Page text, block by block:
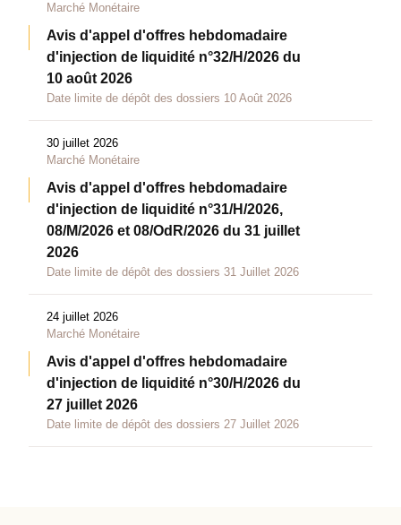
Marché Monétaire
Avis d'appel d'offres hebdomadaire
d'injection de liquidité n°32/H/2026 du
10 août 2026
Date limite de dépôt des dossiers 10 Août 2026
30 juillet 2026
Marché Monétaire
Avis d'appel d'offres hebdomadaire
d'injection de liquidité n°31/H/2026,
08/M/2026 et 08/OdR/2026 du 31 juillet
2026
Date limite de dépôt des dossiers 31 Juillet 2026
24 juillet 2026
Marché Monétaire
Avis d'appel d'offres hebdomadaire
d'injection de liquidité n°30/H/2026 du
27 juillet 2026
Date limite de dépôt des dossiers 27 Juillet 2026